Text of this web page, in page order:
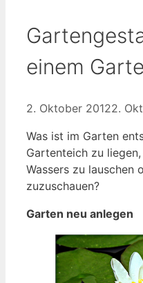
einem
2. Oktober 20122.
Was ist im Garten
Gartenteich zu
Wassers zu lauschen
zuzuschauen?
Garten neu anlegen